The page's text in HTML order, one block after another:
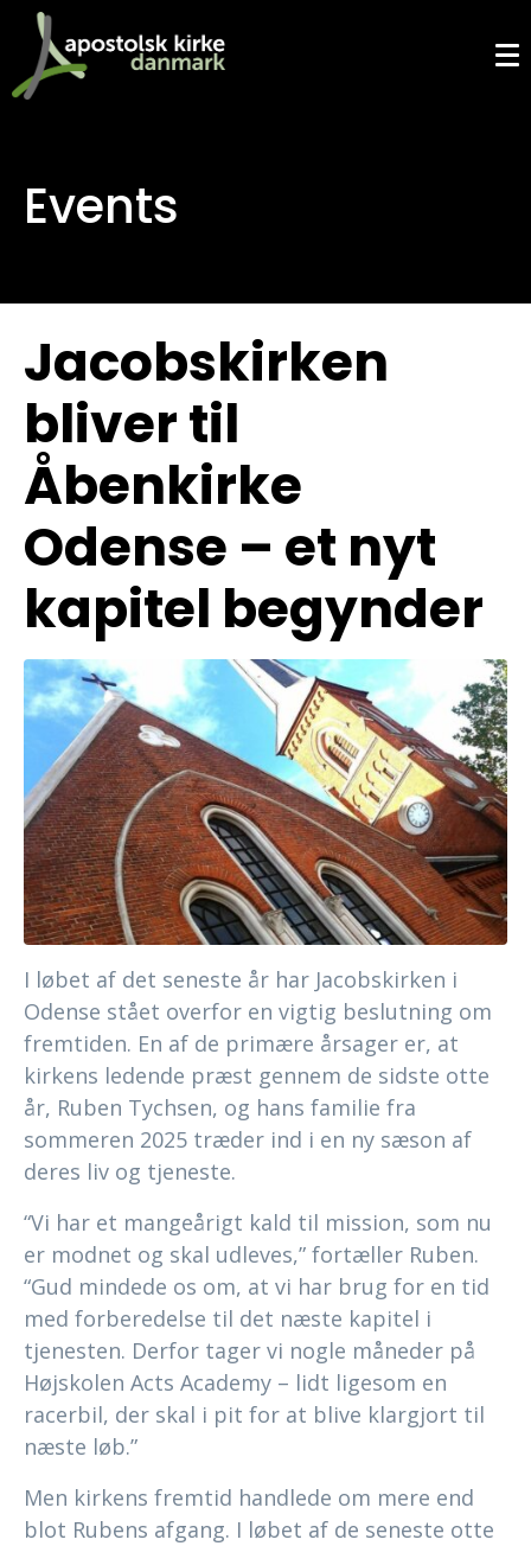
Events
Jacobskirken
bliver til
Åbenkirke
Odense – et nyt
kapitel begynder
I løbet af det seneste år har Jacobskirken i
Odense stået overfor en vigtig beslutning om
fremtiden. En af de primære årsager er, at
kirkens ledende præst gennem de sidste otte
år, Ruben Tychsen, og hans familie fra
sommeren 2025 træder ind i en ny sæson af
deres liv og tjeneste.
“Vi har et mangeårigt kald til mission, som nu
er modnet og skal udleves,” fortæller Ruben.
“Gud mindede os om, at vi har brug for en tid
med forberedelse til det næste kapitel i
tjenesten. Derfor tager vi nogle måneder på
Højskolen Acts Academy – lidt ligesom en
racerbil, der skal i pit for at blive klargjort til
næste løb.”
Men kirkens fremtid handlede om mere end
blot Rubens afgang. I løbet af de seneste otte